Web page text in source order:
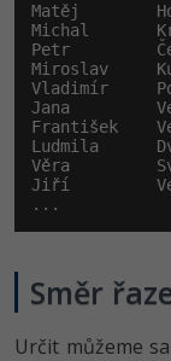
Matěj
Michal
Petr
Miroslav
Vladimír
Jana
František
Ludmila
Věra
Jiří
...
Směr
Určit můžeme